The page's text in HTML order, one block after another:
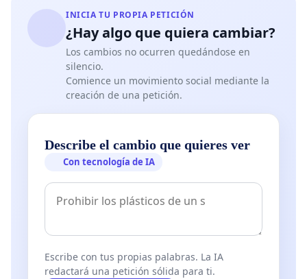
INICIA TU PROPIA PETICIÓN
¿Hay algo que quiera cambiar?
Los cambios no ocurren quedándose en
silencio.
Comience un movimiento social mediante la
creación de una petición.
Describe el cambio que quieres ver
Con tecnología de IA
Escribe con tus propias palabras. La IA
redactará una petición sólida para ti.